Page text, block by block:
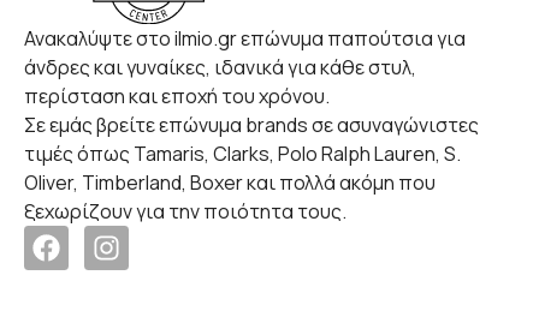
Ανακαλύψτε στο ilmio.gr επώνυμα παπούτσια για
άνδρες και γυναίκες, ιδανικά για κάθε στυλ,
περίσταση και εποχή του χρόνου.
Σε εμάς βρείτε επώνυμα brands σε ασυναγώνιστες
τιμές όπως Tamaris, Clarks, Polo Ralph Lauren, S.
Oliver, Timberland, Boxer και πολλά ακόμη που
ξεχωρίζουν για την ποιότητα τους.